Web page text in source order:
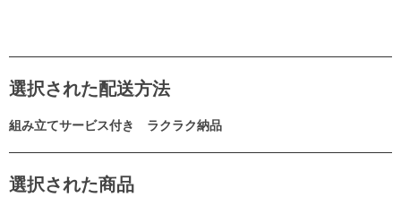
選択された配送方法
組み立てサービス付き ラクラク納品
選択された商品